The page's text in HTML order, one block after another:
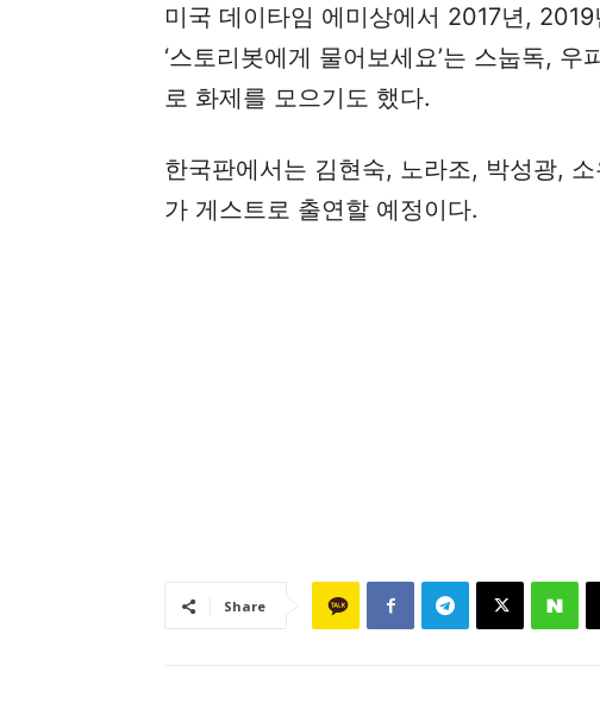
미국 데이타임 에미상에서 2017년,
‘스토리봇에게 물어보세요’는 스눕독,
로 화제를 모으기도 했다.
한국판에서는 김현숙, 노라조, 박성광,
가 게스트로 출연할 예정이다.
Share